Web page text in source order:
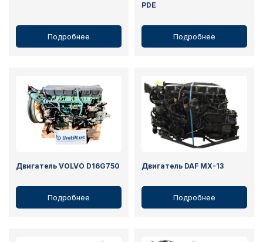
Подробнее
PDE
Подробнее
Двигатель VOLVO D16G750
Подробнее
Двигатель DAF MX-13
Подробнее